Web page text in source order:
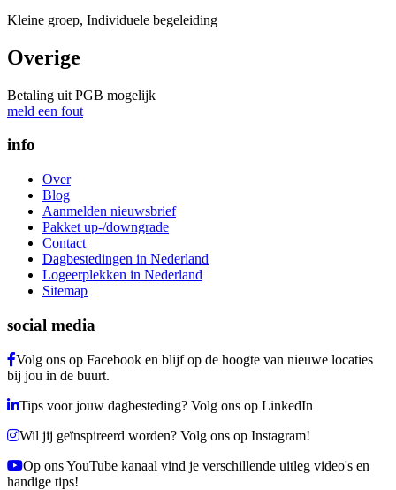
Kleine groep, Individuele begeleiding
Overige
Betaling uit PGB mogelijk
meld een fout
info
Over
Blog
Aanmelden nieuwsbrief
Pakket up-/downgrade
Contact
Dagbestedingen in Nederland
Logeerplekken in Nederland
Sitemap
social media
Volg ons op Facebook en blijf op de hoogte van nieuwe locaties
bij jou in de buurt.
Tips voor jouw dagbesteding? Volg ons op LinkedIn
Wil jij geïnspireerd worden? Volg ons op Instagram!
Op ons YouTube kanaal vind je verschillende uitleg video's en
handige tips!